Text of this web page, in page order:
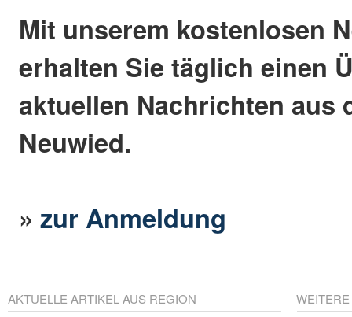
Mit unserem kostenlosen
erhalten Sie täglich einen
aktuellen Nachrichten aus
Neuwied.
»zur Anmeldung
AKTUELLE ARTIKEL AUS REGION